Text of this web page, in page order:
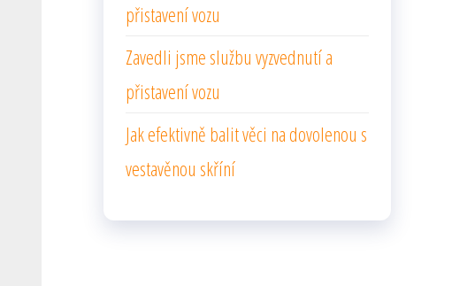
přistavení vozu
Zavedli jsme službu vyzvednutí a
přistavení vozu
Jak efektivně balit věci na dovolenou s
vestavěnou skříní